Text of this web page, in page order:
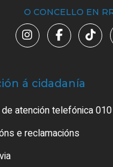
O CONCELLO EN
á cidadanía
atención telefónica 010
e reclamacións